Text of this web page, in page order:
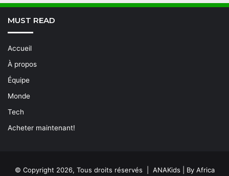
MUST READ
Accueil
À propos
Équipe
Monde
Tech
Acheter maintenant!
© Copyright 2026, Tous droits réservés | ANAKids | By Africa